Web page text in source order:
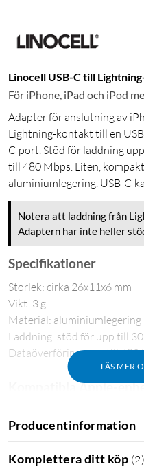
Linocell USB-C till
För iPhone, iPad och iPod
Adapter för anslutning av
Lightning-kontakt till en
C-port. Stöd för laddning
till 480 Mbps. Liten,
aluminiumlegering. USB-C-
Notera att laddning från
Adaptern har inte heller
LÄS MER
Specifikationer
Storlek: cirka 26x11x6 mm
Vikt: 3 g
Material: aluminiumlegering
Laddning: stöd för upp till
Dataöverföring: upp till 480
Kompatibla Apple-
Produkten är MFI-
märket innebär att ett
kopplas till de Apple-
certifierats av utvecklaren
Producentinformation
Komplettera ditt köp (2)